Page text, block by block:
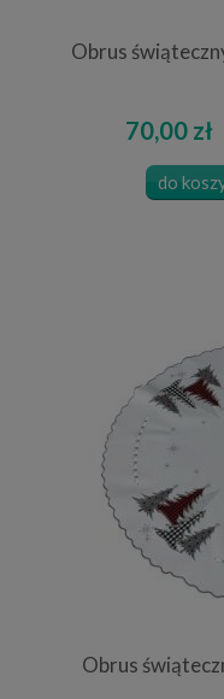
Obrus
70,00 zł
do
Obrus